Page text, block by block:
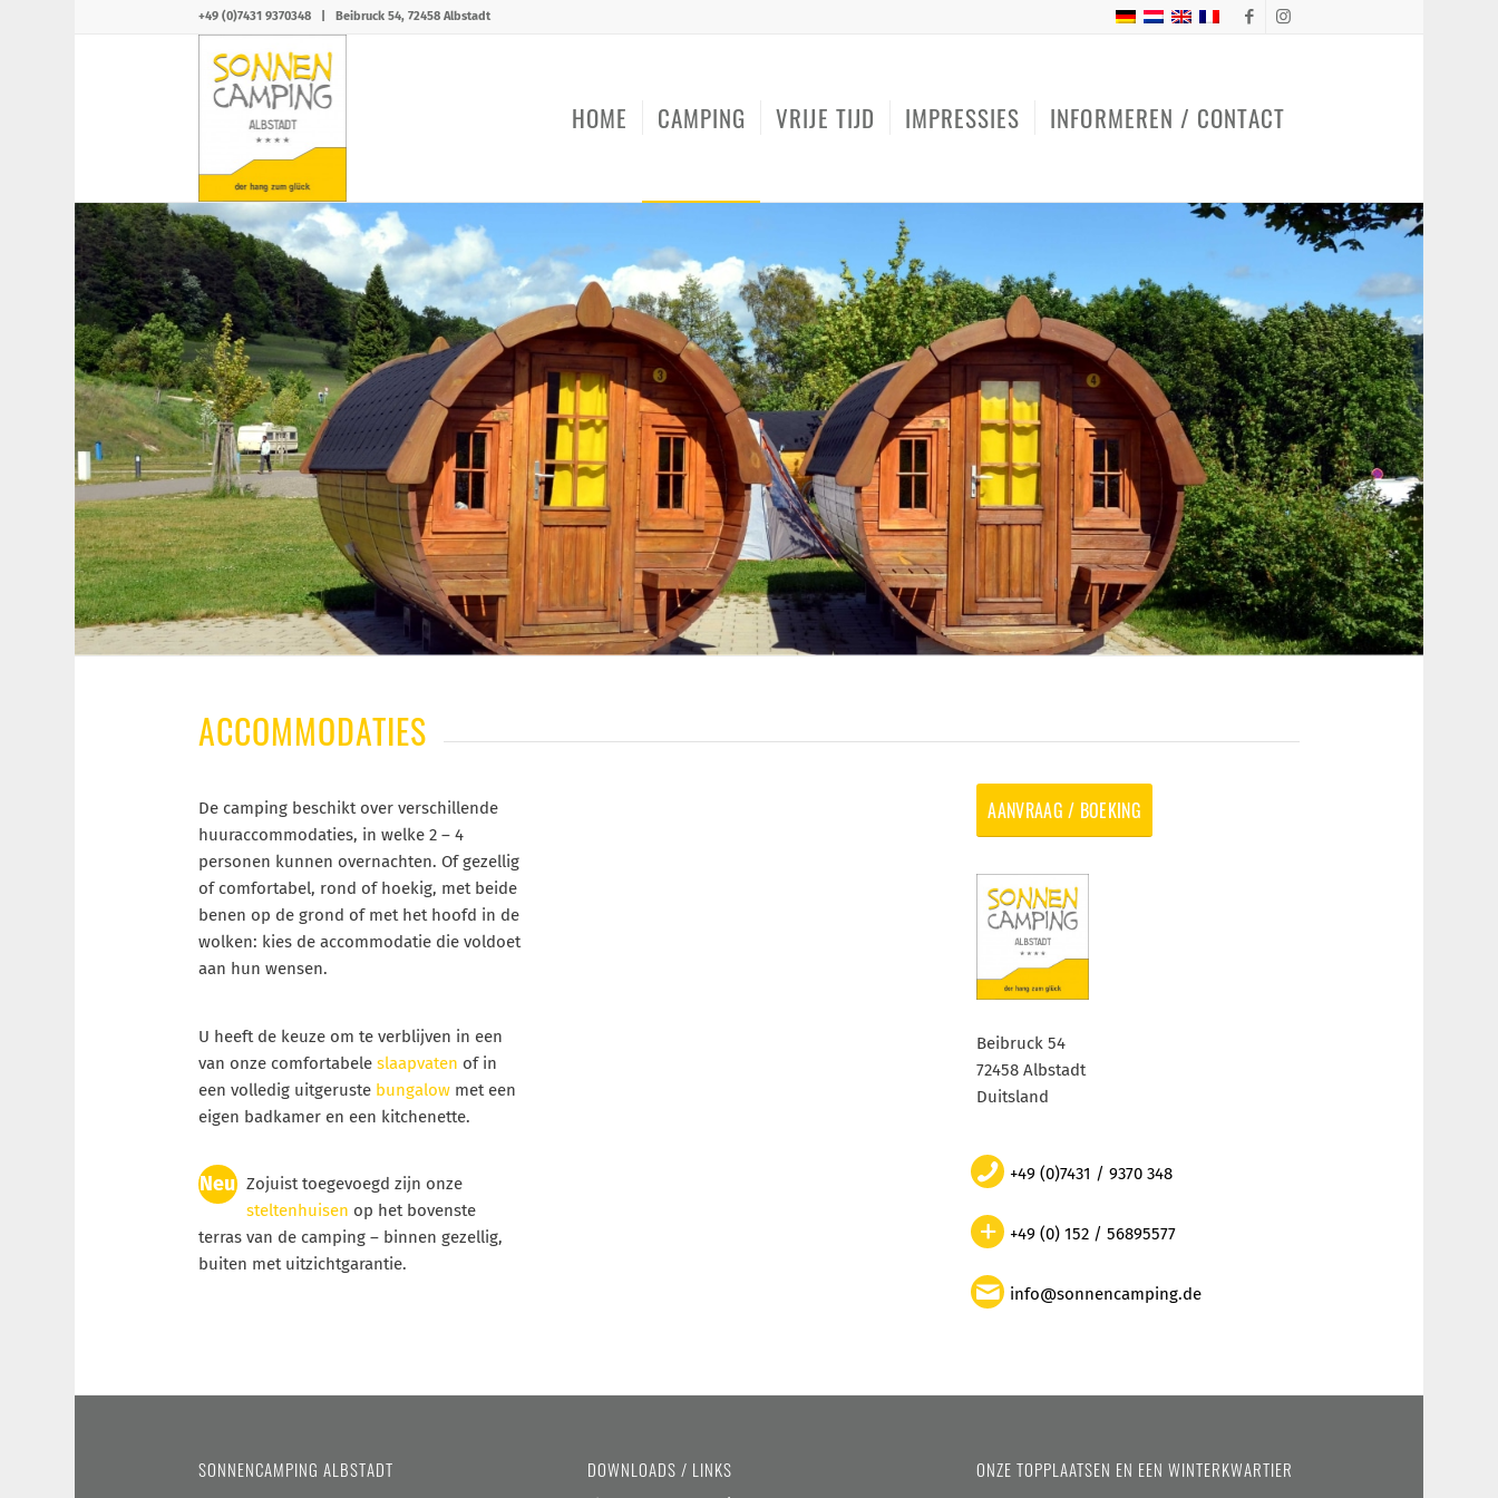
+49 (0)7431 9370348| Beibruck 54, 72458 Albstadt
HOME CAMPING VRIJE TIJD IMPRESSIES INFORMEREN / CONTACT
ACCOMMODATIES
De camping beschikt over verschillende
huuraccommodaties, in welke 2 – 4
personen kunnen overnachten. Of gezellig
of comfortabel, rond of hoekig, met beide
benen op de grond of met het hoofd in de
wolken: kies de accommodatie die voldoet
aan hun wensen.
U heeft de keuze om te verblijven in een
van onze comfortabele slaapvaten of in
een volledig uitgeruste bungalowmet een
eigen badkamer en een kitchenette.
Neu Zojuist toegevoegd zijn onze
steltenhuisen op het bovenste
terras van de camping – binnen gezellig,
buiten met uitzichtgarantie.
AANVRAAG / BOEKING
Beibruck 54
72458 Albstadt
Duitsland
+49 (0)7431 / 9370 348
+49 (0) 152 / 56895577
info@sonnencamping.de
SONNENCAMPING ALBSTADT DOWNLOADS / LINKS ONZE TOPPLAATSEN EN EEN WINTERKWARTIER